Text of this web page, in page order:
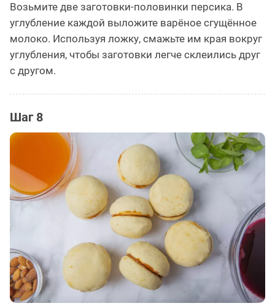
Возьмите две заготовки-половинки персика. В
углубление каждой выложите варёное сгущённое
молоко. Используя ложку, смажьте им края вокруг
углубления, чтобы заготовки легче склеились друг
с другом.
Шаг 8